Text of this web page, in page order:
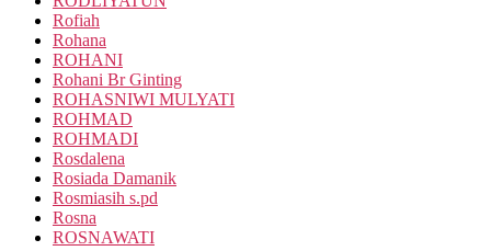
Rofiah
Rohana
ROHANI
Rohani Br Ginting
ROHASNIWI MULYATI
ROHMAD
ROHMADI
Rosdalena
Rosiada Damanik
Rosmiasih s.pd
Rosna
ROSNAWATI